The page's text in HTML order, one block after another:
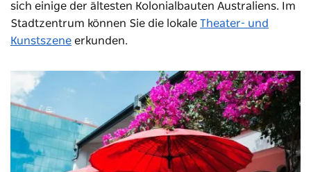
sich einige der ältesten Kolonialbauten Australiens. Im
Stadtzentrum können Sie die lokale Theater- und
Kunstszene erkunden.